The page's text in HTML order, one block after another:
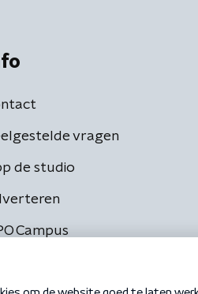
vragen
de studio
Campus